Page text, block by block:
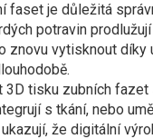
faset je důležitá
potravin
znovu vytisknout díky
3D tisku zubních
s tkání, nebo
že digitální